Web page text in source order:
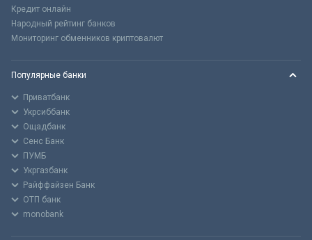
Кредит онлайн
Народный рейтинг банков
Мониторинг обменников криптовалют
Популярные банки
Приватбанк
Укрсиббанк
Ощадбанк
Сенс Банк
ПУМБ
Укргазбанк
Райффайзен Банк
ОТП банк
monobank